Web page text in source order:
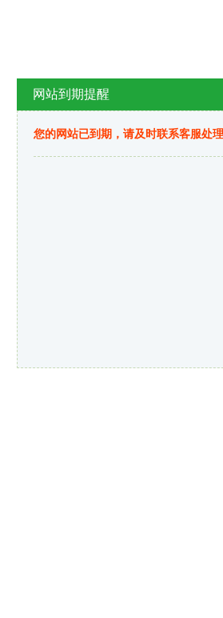
网站到期提醒
您的网站已到期，请及时联系客服处理